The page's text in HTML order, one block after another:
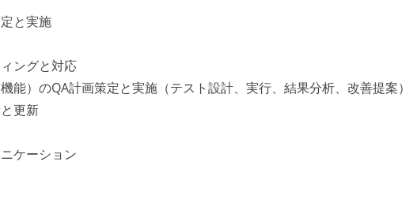
と実施
ングと対応
能）のQA計画策定と実施（テスト設計、実行、結果分析、改善提案）
更新
ケーション